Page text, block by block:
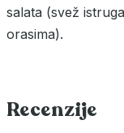
salata (svež
orasima).
Recenzije